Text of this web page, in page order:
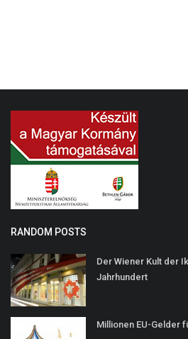
RANDOM POSTS
Der Wiener Kult der
Jahrhundert
Millionen EU-Gelder